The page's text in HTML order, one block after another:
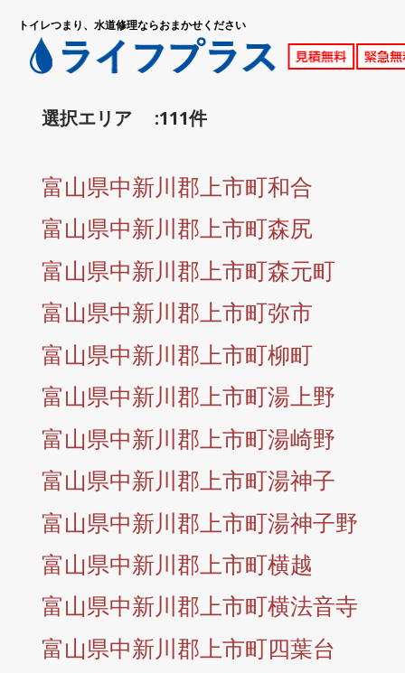
トイレつまり、水道修理ならおまかせください
選択エリア :111件
富山県中新川郡上市町和合
富山県中新川郡上市町森尻
富山県中新川郡上市町森元町
富山県中新川郡上市町弥市
富山県中新川郡上市町柳町
富山県中新川郡上市町湯上野
富山県中新川郡上市町湯崎野
富山県中新川郡上市町湯神子
富山県中新川郡上市町湯神子野
富山県中新川郡上市町横越
富山県中新川郡上市町横法音寺
富山県中新川郡上市町四葉台